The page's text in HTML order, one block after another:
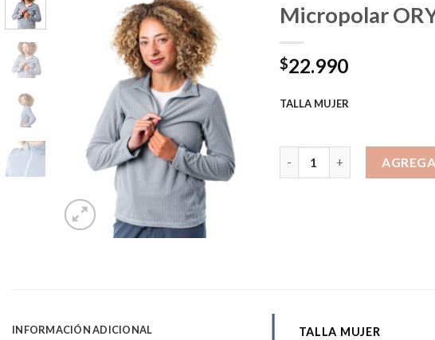
Add to
wishlist
Micropolar
$22.990
TALLA MUJER
INFORMACIÓN ADICIONAL TALLA MUJER